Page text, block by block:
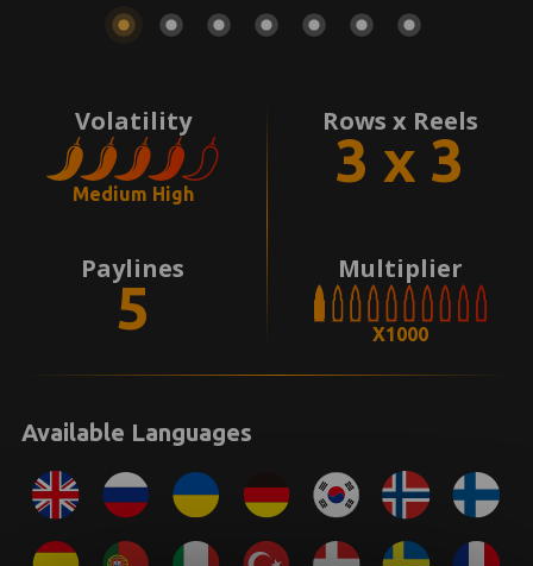
Volatility
Medium High
Rows x Reels
3 x 3
Paylines
5
Multiplier
X1000
Available Languages